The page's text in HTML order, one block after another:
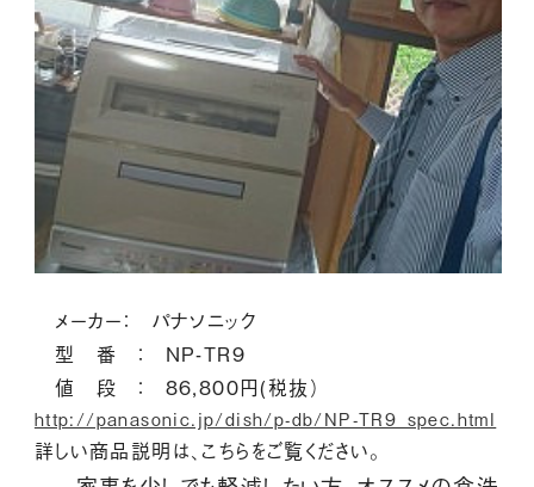
メーカー： パナソニック
型 番 ： NP-TR9
値 段 ： 86,800円(税抜）
http://panasonic.jp/dish/p-db/NP-TR9_spec.html
詳しい商品説明は、こちらをご覧ください。